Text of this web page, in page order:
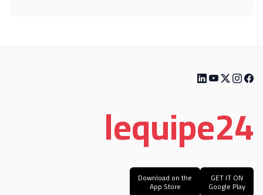
lequipe24
GET IT ON
Google Play
Download on the
App Store